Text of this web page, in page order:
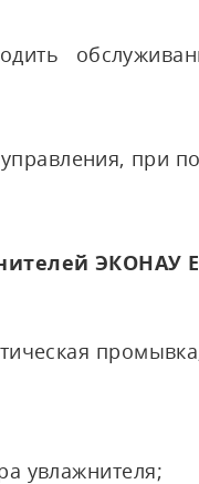
при
ЭКОНАУ
увлажнителя;